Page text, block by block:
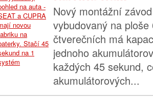
Nový montážní
vybudovaný na
čtverečních má
jednoho
každých 45 sekund,
akumulátorových...